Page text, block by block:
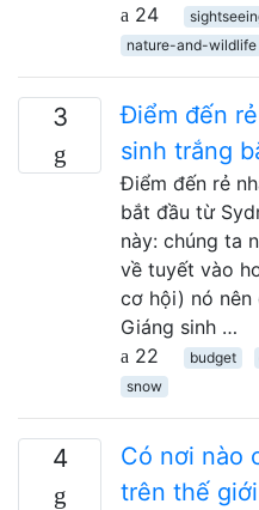
24
nature-and-wildlife
3
Điểm đến
sinh trắng
Điểm đến rẻ
bắt đầu từ
này: chúng ta
về tuyết vào
cơ hội) nó
Giáng sinh …
22
budget
snow
4
Có nơi nào
trên thế